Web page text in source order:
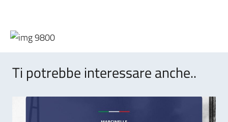
Ti potrebbe interessare anche..